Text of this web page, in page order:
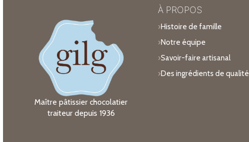
Maître pâtissier chocolatier
traiteur depuis 1936
À PROPOS
Histoire de famille
Notre équipe
Savoir-faire artisanal
Des ingrédients de qualité